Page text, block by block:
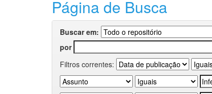
Página de Busca
Buscar em:
por
Filtros correntes: